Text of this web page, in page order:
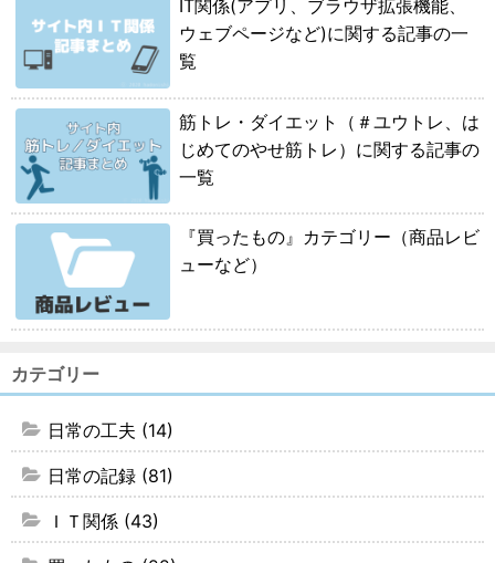
IT関係(アプリ、ブラウザ拡張機能、
ウェブページなど)に関する記事の一
覧
筋トレ・ダイエット（＃ユウトレ、は
じめてのやせ筋トレ）に関する記事の
一覧
『買ったもの』カテゴリー（商品レビ
ューなど）
カテゴリー
日常の工夫 (14)
日常の記録 (81)
ＩＴ関係 (43)